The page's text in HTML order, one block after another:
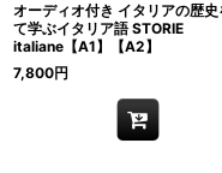
オーディオ付き イタリアの歴史
て学ぶイタリア語 STORIE
italiane【A1】【A2】
7,800円